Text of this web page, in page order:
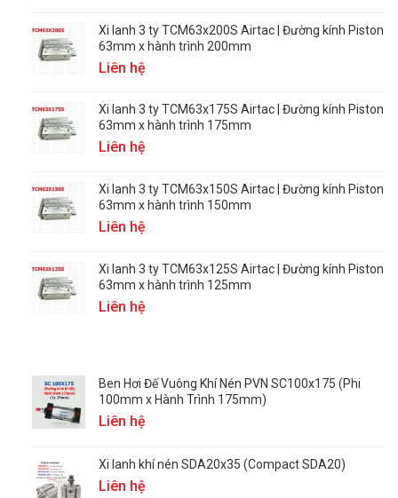
Xi lanh 3 ty TCM63x200S Airtac | Đường kính Piston
63mm x hành trình 200mm
Liên hệ
Xi lanh 3 ty TCM63x175S Airtac | Đường kính Piston
63mm x hành trình 175mm
Liên hệ
Xi lanh 3 ty TCM63x150S Airtac | Đường kính Piston
63mm x hành trình 150mm
Liên hệ
Xi lanh 3 ty TCM63x125S Airtac | Đường kính Piston
63mm x hành trình 125mm
Liên hệ
Ben Hơi Đế Vuông Khí Nén PVN SC100x175 (Phi
100mm x Hành Trình 175mm)
Liên hệ
Xi lanh khí nén SDA20x35 (Compact SDA20)
Liên hệ